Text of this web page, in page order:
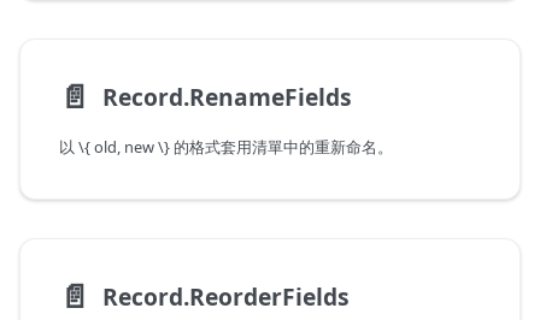
📄️ Record.RenameFields
以 \{ old, new \} 的格式套用清單中的重新命名。
📄️ Record.ReorderFields